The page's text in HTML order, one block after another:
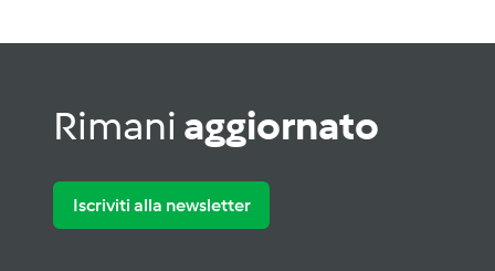
Rimani aggiornato
Iscriviti alla newsletter